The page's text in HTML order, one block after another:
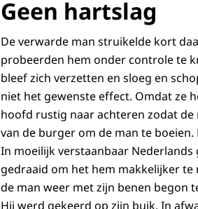
Geen hartslag
De verwarde man struikelde kort
probeerden hem onder controle te
bleef zich verzetten en sloeg en
niet het gewenste effect. Omdat ze
hoofd rustig naar achteren zodat
van de burger om de man te
In moeilijk verstaanbaar
gedraaid om het hem makkelijker
de man weer met zijn benen begon
Hij werd gekeerd op zijn buik. In